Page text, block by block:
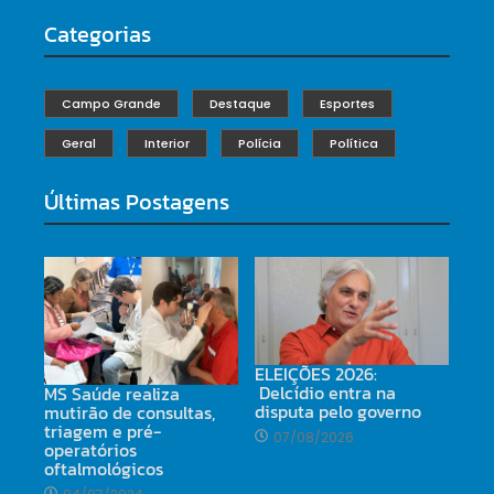
Categorias
Campo Grande Destaque Esportes
Geral Interior Polícia Política
Últimas Postagens
MS Saúde realiza
mutirão de consultas,
triagem e pré-
operatórios
oftalmológicos
ELEIÇÕES 2026:
Delcídio entra na
disputa pelo governo
07/08/2026